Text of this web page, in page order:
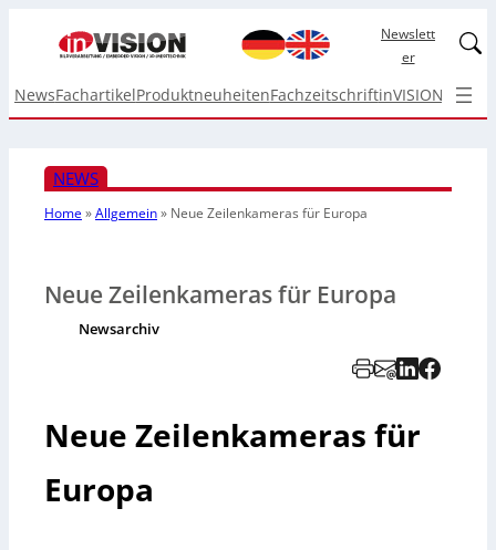
Newslett
er
NewsFachartikelProduktneuheitenFachzeitschriftinVISION Top
NEWS
Home»Allgemein» Neue Zeilenkameras für Europa
Neue Zeilenkameras für Europa
Newsarchiv
Neue Zeilenkameras für
Europa